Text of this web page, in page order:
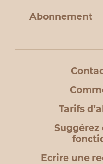
Abonnement
Tarifs
Suggérez
Ecrire une